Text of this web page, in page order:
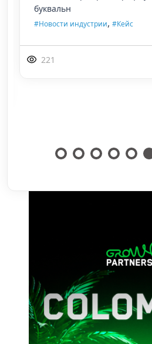
роликами дають високий
#Instagram,#TikTok, #Youtube